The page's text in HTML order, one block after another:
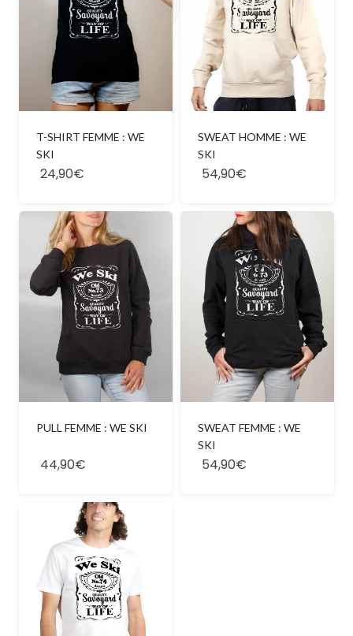
T-SHIRT FEMME : WE
SKI
24,90€
SWEAT HOMME : WE
SKI
54,90€
PULL FEMME : WE SKI
44,90€
SWEAT FEMME : WE
SKI
54,90€